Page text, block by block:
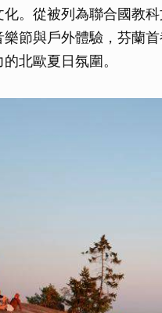
。從被列為聯合國教
節與戶外體驗，芬蘭
北歐夏日氛圍。